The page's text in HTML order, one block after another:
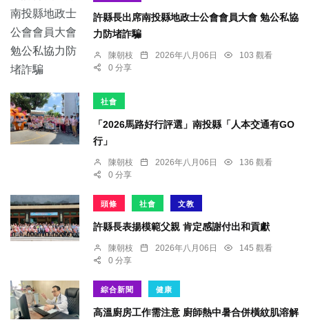
許縣長出席南投縣地政士公會會員大會 勉公私協
力防堵詐騙
陳朝枝 2026年八月06日
103 觀看
0 分享
社會
「2026馬路好行評選」南投縣「人本交通有GO
行」
陳朝枝 2026年八月06日
136 觀看
0 分享
頭條 社會 文教
許縣長表揚模範父親 肯定感謝付出和貢獻
陳朝枝 2026年八月06日
145 觀看
0 分享
綜合新聞 健康
高溫廚房工作需注意 廚師熱中暑合併橫紋肌溶解